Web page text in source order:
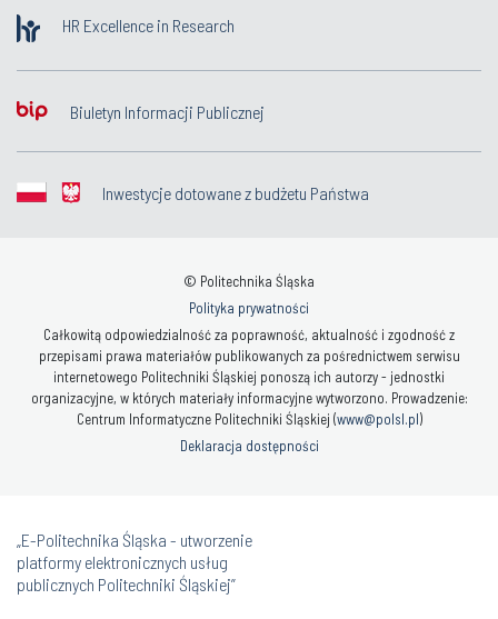
HR Excellence in Research
Biuletyn Informacji Publicznej
Inwestycje dotowane z budżetu Państwa
© Politechnika Śląska
Polityka prywatności
Całkowitą odpowiedzialność za poprawność, aktualność i zgodność z
przepisami prawa materiałów publikowanych za pośrednictwem serwisu
internetowego Politechniki Śląskiej ponoszą ich autorzy - jednostki
organizacyjne, w których materiały informacyjne wytworzono. Prowadzenie:
Centrum Informatyczne Politechniki Śląskiej (www@polsl.pl)
Deklaracja dostępności
„E-Politechnika Śląska - utworzenie
platformy elektronicznych usług
publicznych Politechniki Śląskiej”